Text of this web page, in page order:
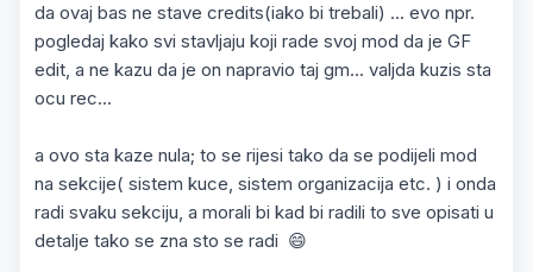
da ovaj bas ne stave credits(iako bi trebali) ... evo npr.
pogledaj kako svi stavljaju koji rade svoj mod da je GF
edit, a ne kazu da je on napravio taj gm... valjda kuzis sta
ocu rec...
a ovo sta kaze nula; to se rijesi tako da se podijeli mod
na sekcije( sistem kuce, sistem organizacija etc. ) i onda
radi svaku sekciju, a morali bi kad bi radili to sve opisati u
detalje tako se zna sto se radi 😄